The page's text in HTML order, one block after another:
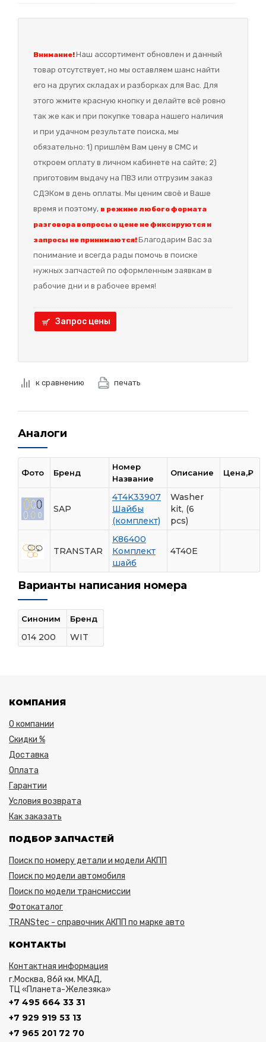
Внимание!Наш ассортимент обновлен и данный
товар отсутствует, но мы оставляем шанс найти
его на других складах и разборках для Вас. Для
этого жмите красную кнопку и делайте всё ровно
так же как и при покупке товара нашего наличия
и при удачном результате поиска, мы
обязательно: 1) пришлём Вам цену в СМС и
откроем оплату в личном кабинете на сайте; 2)
приготовим выдачу на ПВЗ или отгрузим заказ
СДЭКом в день оплаты. Мы ценим своё и Ваше
время и поэтому, в режиме любого формата
разговора вопросы о цене не фиксируются и
запросы не принимаются!Благодарим Вас за
понимание и всегда рады помочь в поиске
нужных запчастей по оформленным заявкам в
рабочие дни и в рабочее время!
Запрос цены
к сравнению печать
Аналоги
Фото Бренд
Номер
Название
Описание Цена,₽
SAP
4T4K33907
Шайбы
(комплект)
Washer
kit, (6
pcs)
TRANSTAR
K86400
Комплект
шайб
4T40E
Варианты написания номера
Синоним Бренд
014 200 WIT
КОМПАНИЯ
О компании
Скидки %
Доставка
Оплата
Гарантии
Условия возврата
Как заказать
ПОДБОР ЗАПЧАСТЕЙ
Поиск по номеру детали и модели АКПП
Поиск по модели автомобиля
Поиск по модели трансмиссии
Фотокаталог
TRANStec - справочник АКПП по марке авто
КОНТАКТЫ
Контактная информация
г.Москва, 86й км. МКАД,
ТЦ «Планета-Железяка»
+7 495 664 33 31
+7 929 919 53 13
+7 965 201 72 70